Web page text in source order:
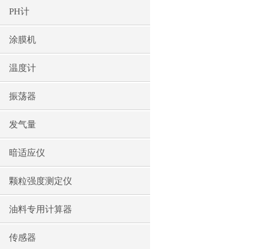
PH计
涂膜机
温度计
振荡器
发气量
暗适应仪
颗粒强度测定仪
油料专用计算器
传感器